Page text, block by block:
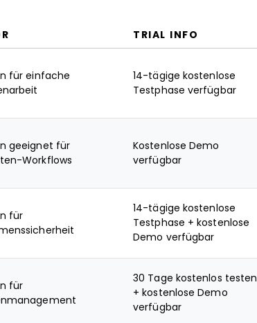
TRIAL INFO
für einfache
14-tägige kostenlose
Testphase verfügbar
geeignet für
Workflows
Kostenlose Demo
verfügbar
für
14-tägige kostenlose
Testphase + kostenlose
Demo verfügbar
für
30 Tage kostenlos testen
+ kostenlose Demo
verfügbar